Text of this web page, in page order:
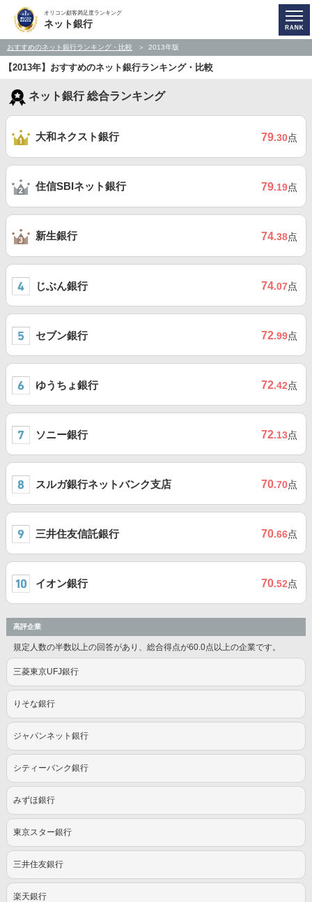
オリコン顧客満足度ランキング
ネット銀行
おすすめのネット銀行ランキング・比較 2013年版
【2013年】おすすめのネット銀行ランキング・比較
ネット銀行 総合ランキング
大和ネクスト銀行 79.30点
住信SBIネット銀行 79.19点
新生銀行 74.38点
じぶん銀行 74.07点
セブン銀行 72.99点
ゆうちょ銀行 72.42点
ソニー銀行 72.13点
スルガ銀行ネットバンク支店 70.70点
三井住友信託銀行 70.66点
イオン銀行 70.52点
高評企業
規定人数の半数以上の回答があり、総合得点が60.0点以上の企業です。
三菱東京UFJ銀行
りそな銀行
ジャパンネット銀行
シティーバンク銀行
みずほ銀行
東京スター銀行
三井住友銀行
楽天銀行